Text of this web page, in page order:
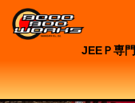
JEEＰ専